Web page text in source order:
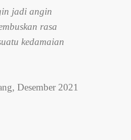
jadi angin
rasa
kedamaian
Desember 2021